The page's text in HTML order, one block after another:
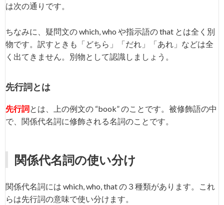
は次の通りです。
ちなみに、疑問文の which, who や指示語の that とは全く別
物です。訳すときも「どちら」「だれ」「あれ」などは全
く出てきません。別物として認識しましょう。
先行詞とは
先行詞とは、上の例文の “book” のことです。被修飾語の中
で、関係代名詞に修飾される名詞のことです。
関係代名詞の使い分け
関係代名詞には which, who, that の３種類があります。これ
らは先行詞の意味で使い分けます。